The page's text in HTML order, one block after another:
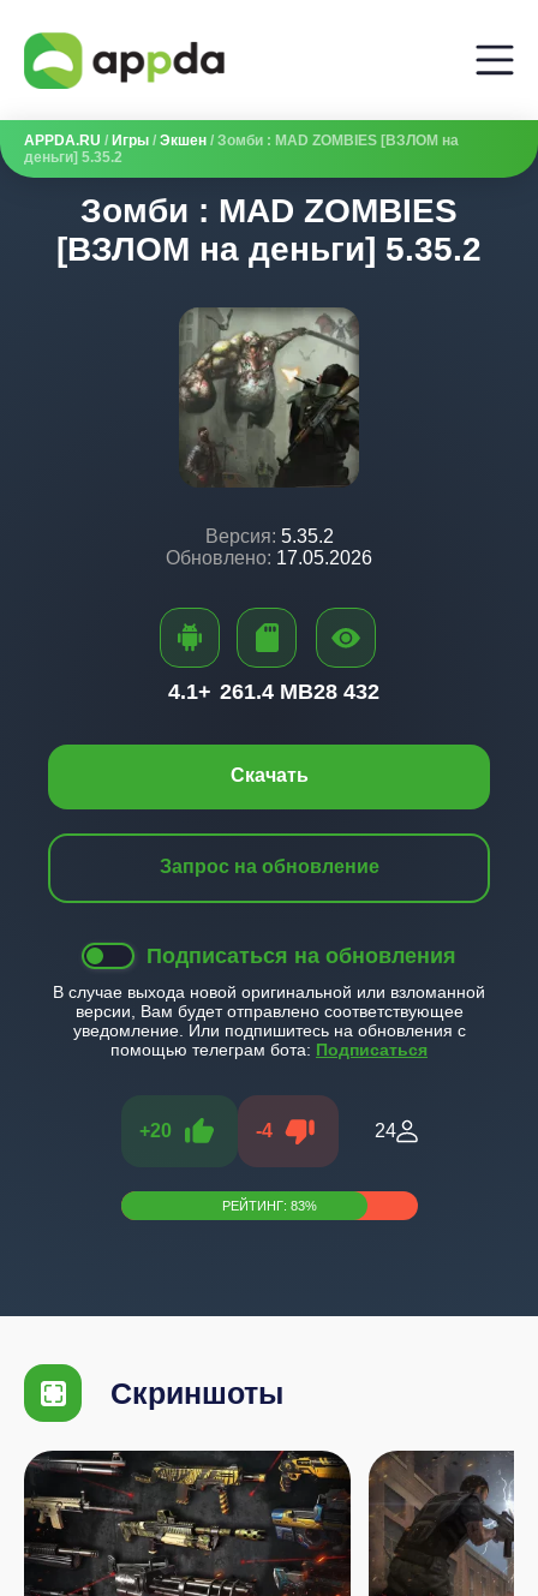
APPDA.RU / Игры / Экшен / Зомби : MAD ZOMBIES [ВЗЛОМ на
деньги] 5.35.2
Зомби : MAD ZOMBIES
[ВЗЛОМ на деньги] 5.35.2
Версия: 5.35.2
Обновлено: 17.05.2026
Скачать
Запрос на обновление
Подписаться на обновления
В случае выхода новой оригинальной или взломанной
версии, Вам будет отправлено соответствующее
уведомление. Или подпишитесь на обновления с
помощью телеграм бота: Подписаться
+20 -4 24
РЕЙТИНГ: 83%
4.1+ 261.4 MB28 432
Скриншоты